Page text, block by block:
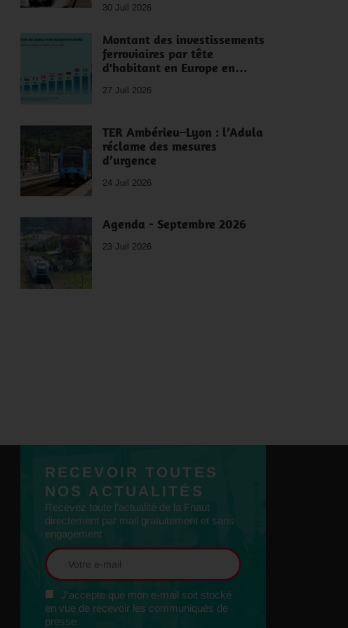
30 Juil 2026
Montant des investissements
ferroviaires par tête
d'habitant en Europe en…
27 Juil 2026
TER Ambérieu–Lyon : l’Adula
réclame des mesures
d’urgence
24 Juil 2026
Agenda - Septembre 2026
23 Juil 2026
RECEVOIR TOUTES
NOS ACTUALITÉS
Recevez toute l'actualité de la Fnaut
directement par mail gratuitement et sans
engagement
J'accepte que mon e-mail soit stocké
en vue de recevoir les communiqués de
presse.